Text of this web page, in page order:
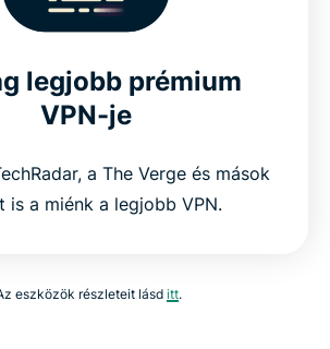
legjobb prémium
VPN-je
a The Verge és mások
is a miénk a legjobb VPN.
eszközök részleteit lásd itt.